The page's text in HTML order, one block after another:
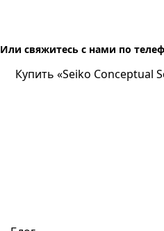
Или свяжитесь с нами по
Купить «Seiko Conceptual